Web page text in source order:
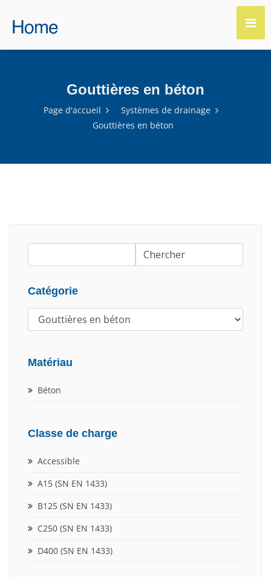
Gouttières en béton
Page d'accueil
Systèmes de drainage
Gouttières en béton
Catégorie
Matériau
Béton
Classe de charge
Accessible
A15 (SN EN 1433)
B125 (SN EN 1433)
C250 (SN EN 1433)
D400 (SN EN 1433)